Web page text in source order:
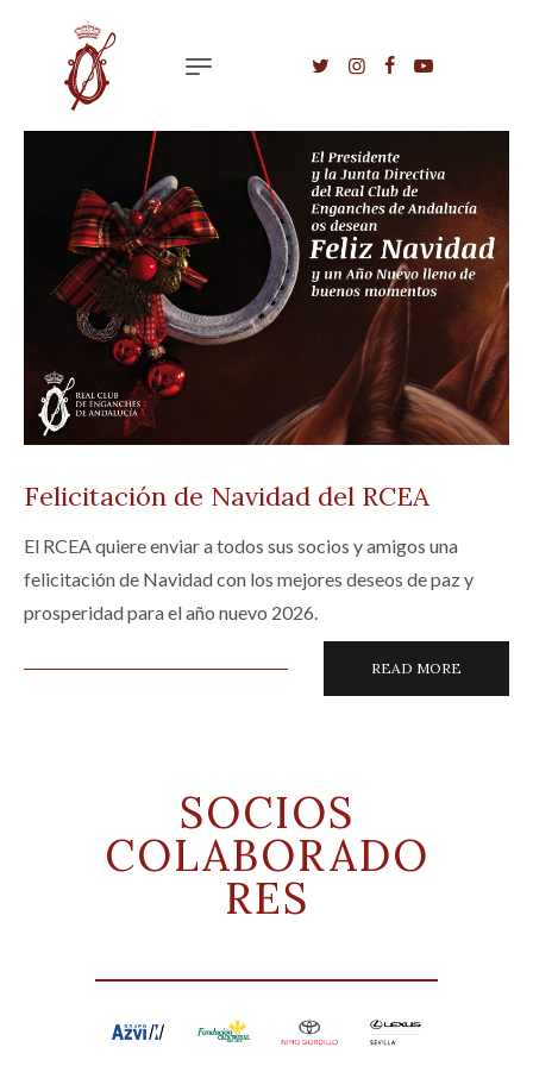
Felicitación de Navidad del RCEA
El RCEA quiere enviar a todos sus socios y amigos una
felicitación de Navidad con los mejores deseos de paz y
prosperidad para el año nuevo 2026.
READ MORE
SOCIOS
COLABORADO
RES